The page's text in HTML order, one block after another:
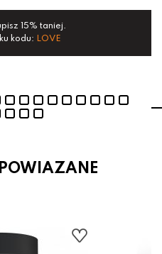
15% taniej.
kodu: LOVE